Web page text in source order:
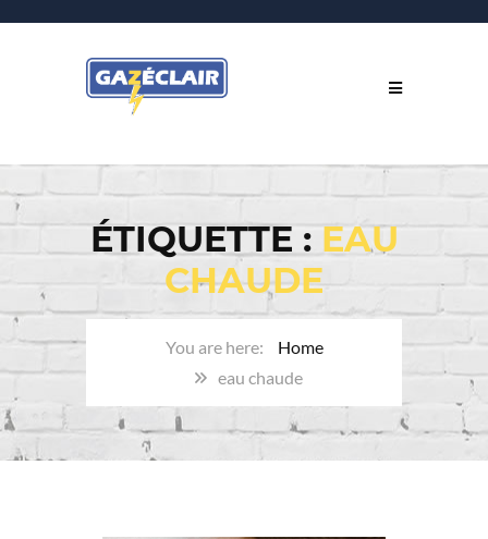
ÉTIQUETTE : EAU
CHAUDE
Home
eau chaude